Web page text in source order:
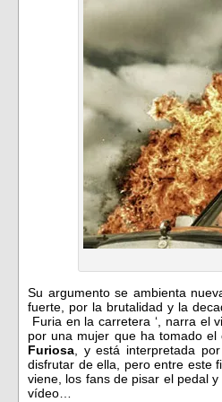
Su argumento se ambienta
fuerte, por la brutalidad y la
Furia en la carretera ‘, narra el
por una mujer que ha tomado
Furiosa, y está interpretada por
disfrutar de ella, pero entre este
viene, los fans de pisar el pedal
vídeo…